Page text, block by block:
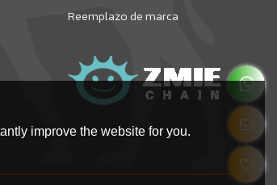
Reemplazo de marca
improve the website for you.